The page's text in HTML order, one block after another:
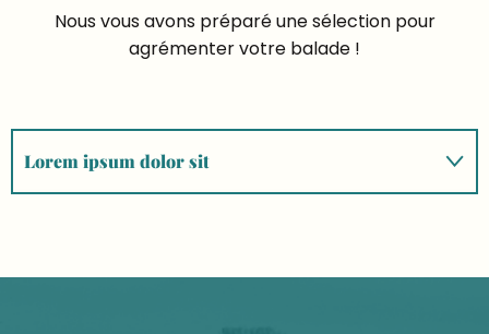
Nous vous avons préparé une sélection pour
agrémenter votre balade !
Lorem ipsum dolor sit